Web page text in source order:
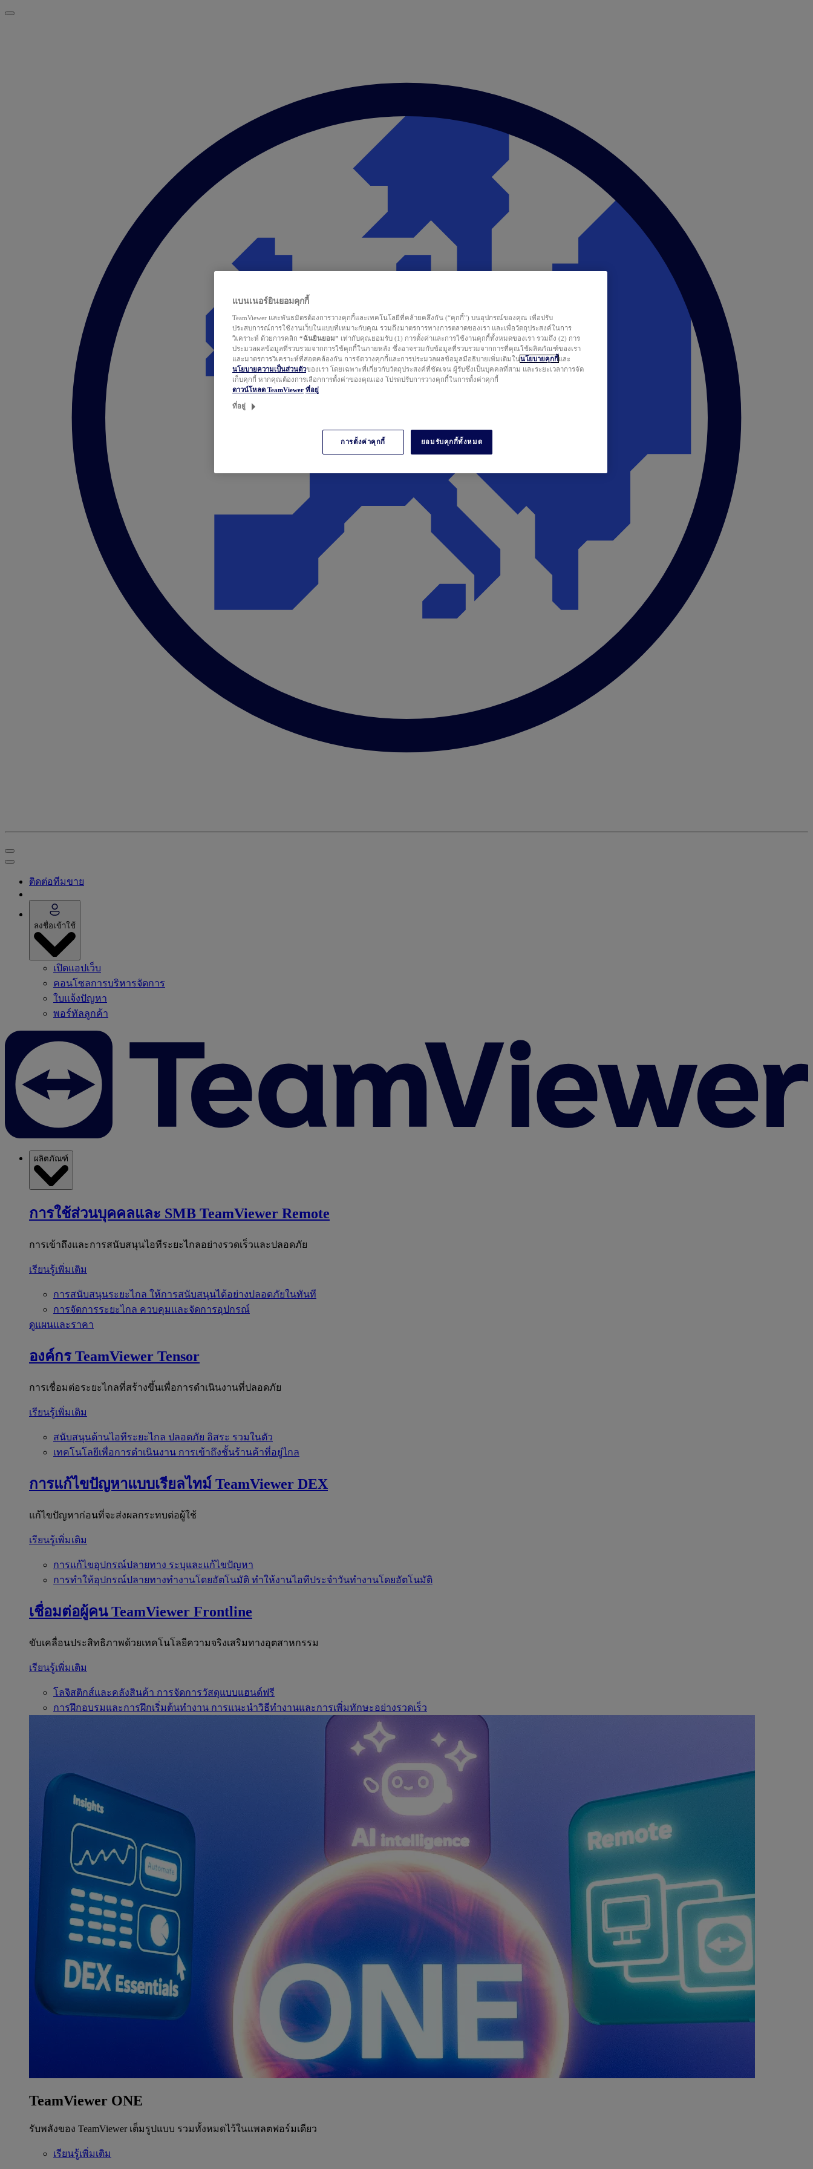
ติดต่อทีมขาย
ลงชื่อเข้าใช้
เปิดแอปเว็บ
คอนโซลการบริหารจัดการ
ใบแจ้งปัญหา
พอร์ทัลลูกค้า
ผลิตภัณฑ์
การใช้ส่วนบุคคลและ SMB TeamViewer Remote
การเข้าถึงและการสนับสนุนไอทีระยะไกลอย่างรวดเร็วและปลอดภัย
เรียนรู้เพิ่มเติม
การสนับสนุนระยะไกล ให้การสนับสนุนได้อย่างปลอดภัยในทันที
การจัดการระยะไกล ควบคุมและจัดการอุปกรณ์
ดูแผนและราคา
องค์กร TeamViewer Tensor
การเชื่อมต่อระยะไกลที่สร้างขึ้นเพื่อการดำเนินงานที่ปลอดภัย
เรียนรู้เพิ่มเติม
สนับสนุนด้านไอทีระยะไกล ปลอดภัย อิสระ รวมในตัว
เทคโนโลยีเพื่อการดำเนินงาน การเข้าถึงชั้นร้านค้าที่อยู่ไกล
การแก้ไขปัญหาแบบเรียลไทม์ TeamViewer DEX
แก้ไขปัญหาก่อนที่จะส่งผลกระทบต่อผู้ใช้
เรียนรู้เพิ่มเติม
การแก้ไขอุปกรณ์ปลายทาง ระบุและแก้ไขปัญหา
การทำให้อุปกรณ์ปลายทางทำงานโดยอัตโนมัติ ทำให้งานไอทีประจำวันทำงานโดยอัตโนมัติ
เชื่อมต่อผู้คน TeamViewer Frontline
ขับเคลื่อนประสิทธิภาพด้วยเทคโนโลยีความจริงเสริมทางอุตสาหกรรม
เรียนรู้เพิ่มเติม
โลจิสติกส์และคลังสินค้า การจัดการวัสดุแบบแฮนด์ฟรี
การฝึกอบรมและการฝึกเริ่มต้นทำงาน การแนะนำวิธีทำงานและการเพิ่มทักษะอย่างรวดเร็ว
TeamViewer ONE
รับพลังของ TeamViewer เต็มรูปแบบ รวมทั้งหมดไว้ในแพลตฟอร์มเดียว
เรียนรู้เพิ่มเติม
แบนเนอร์ยินยอมคุกกี้
TeamViewer และพันธมิตรต้องการวางคุกกี้และเทคโนโลยีที่คล้ายคลึงกัน (“คุกกี้”) บนอุปกรณ์ของคุณ เพื่อปรับ
ประสบการณ์การใช้งานเว็บในแบบที่เหมาะกับคุณ รวมถึงมาตรการทางการตลาดของเรา และเพื่อวัตถุประสงค์ในการ
วิเคราะห์ ด้วยการคลิก “ฉันยินยอม” เท่ากับคุณยอมรับ (1) การตั้งค่าและการใช้งานคุกกี้ทั้งหมดของเรา รวมถึง (2) การ
ประมวลผลข้อมูลที่รวบรวมจากการใช้คุกกี้ในภายหลัง ซึ่งอาจรวมกับข้อมูลที่รวบรวมจากการที่คุณใช้ผลิตภัณฑ์ของเรา
และมาตรการวิเคราะห์ที่สอดคล้องกัน การจัดวางคุกกี้และการประมวลผลข้อมูลมีอธิบายเพิ่มเติมในนโยบายคุกกี้และ
นโยบายความเป็นส่วนตัวของเรา โดยเฉพาะที่เกี่ยวกับวัตถุประสงค์ที่ชัดเจน ผู้รับซึ่งเป็นบุคคลที่สาม และระยะเวลาการจัด
เก็บคุกกี้ หากคุณต้องการเลือกการตั้งค่าของคุณเอง โปรดปรับการวางคุกกี้ในการตั้งค่าคุกกี้
ดาวน์โหลด TeamViewer ที่อยู่
ที่อยู่
การตั้งค่าคุกกี้ ยอมรับคุกกี้ทั้งหมด